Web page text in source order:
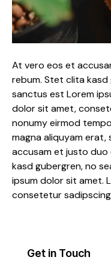
At vero eos et
rebum. Stet clita
sanctus est Lorem
dolor sit amet,
nonumy eirmod
magna aliquyam
accusam et justo
kasd gubergren, no
ipsum dolor sit amet.
consetetur
Get in Touch